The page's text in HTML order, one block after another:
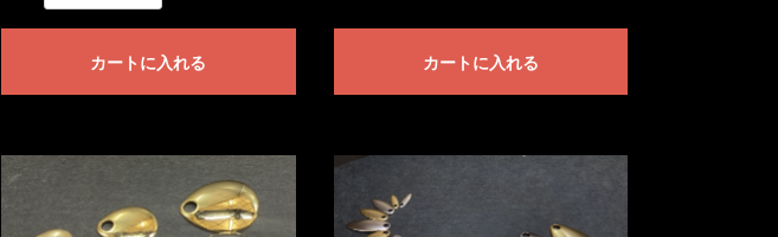
カートに入れる カートに入れる